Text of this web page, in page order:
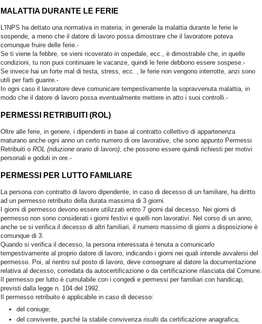
MALATTIA DURANTE LE FERIE
L'INPS ha dettato una normativa in materia; in generale la malattia durante le ferie le
sospende, a meno che il datore di lavoro possa dimostrare che il lavoratore poteva
comunque fruire delle ferie.-
Se ti viene la febbre, se vieni ricoverato in ospedale, ecc., è dimostrabile che, in quelle
condizioni, tu non puoi continuare le vacanze, quindi le ferie debbono essere sospese.-
Se invece hai un forte mal di testa, stress, ecc. , le ferie non vengono interrotte, anzi sono
utili per farti guarire.-
In ogni caso il lavoratore deve comunicare tempestivamente la sopravvenuta malattia, in
modo che il datore di lavoro possa eventualmente mettere in atto i suoi controlli.-
PERMESSI RETRIBUITI (ROL)
Oltre alle ferie, in genere, i dipendenti in base al contratto collettivo di appartenenza
maturano anche ogni anno un certo numero di ore lavorative, che sono appunto Permessi
Retribuiti o ROL (riduzione orario di lavoro), che possono essere quindi richiesti per motivi
personali e goduti in ore.-
PERMESSI PER LUTTO FAMILIARE
La persona con contratto di lavoro dipendente, in caso di decesso di un familiare, ha diritto
ad un permesso retribuito della durata massima di 3 giorni.
I giorni di permesso devono essere utilizzati entro 7 giorni dal decesso. Nei giorni di
permesso non sono considerati i giorni festivi e quelli non lavorativi. Nel corso di un anno,
anche se si verifica il decesso di altri familiari, il numero massimo di giorni a disposizione è
comunque di 3.
Quando si verifica il decesso, la persona interessata è tenuta a comunicarlo
tempestivamente al proprio datore di lavoro, indicando i giorni nei quali intende avvalersi del
permesso. Poi, al rientro sul posto di lavoro, deve consegnare al datore la documentazione
relativa al decesso, corredata da autocertificazione o da certificazione rilasciata dal Comune.
Il permesso per lutto è cumulabile con i congedi e permessi per familiari con handicap,
previsti dalla legge n. 104 del 1992.
Il permesso retribuito è applicabile in caso di decesso:
del coniuge;
del convivente, purché la stabile convivenza risulti da certificazione anagrafica;